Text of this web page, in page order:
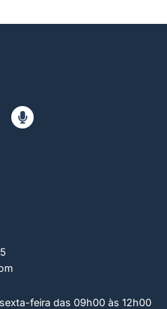
feira das 09h00 às 12h00